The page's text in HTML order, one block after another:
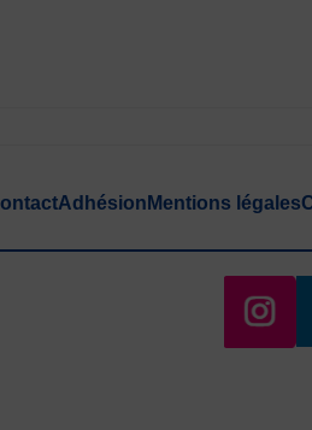
Adhésion Mentions légales